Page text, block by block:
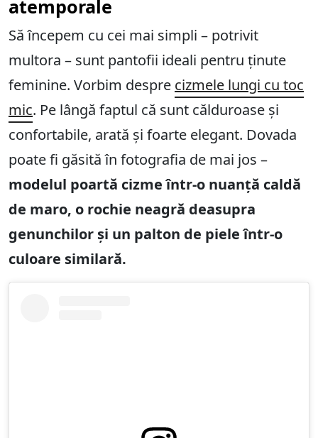
atemporale
Să începem cu cei mai simpli – potrivit
multora – sunt pantofii ideali pentru ținute
feminine. Vorbim despre cizmele lungi cu toc
mic. Pe lângă faptul că sunt călduroase și
confortabile, arată și foarte elegant. Dovada
poate fi găsită în fotografia de mai jos –
modelul poartă cizme într-o nuanță caldă
de maro, o rochie neagră deasupra
genunchilor și un palton de piele într-o
culoare similară.